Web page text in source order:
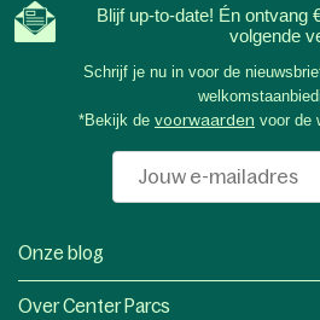
Blijf up-to-date! Én ontvang
volgende
Schrijf je nu in voor de
*Bekijk de voorwaarden voor de
Onze blog
Over Center Parcs